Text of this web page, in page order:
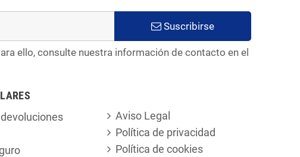
Suscribirse
ello, consulte nuestra información de contacto en el
Aviso Legal
Política de privacidad
Política de cookies